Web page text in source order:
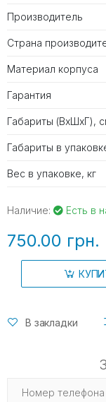
Производитель
Страна
Материал корпуса
Гарантия
Габариты (ВхШхГ),
Габариты в
Вес в упаковке, кг
Наличие: Есть в
750.00 грн.
В закладки